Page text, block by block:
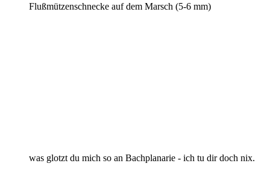
Flußmützenschnecke auf dem Marsch (5-6 mm)
was glotzt du mich so an Bachplanarie - ich tu dir doch nix.